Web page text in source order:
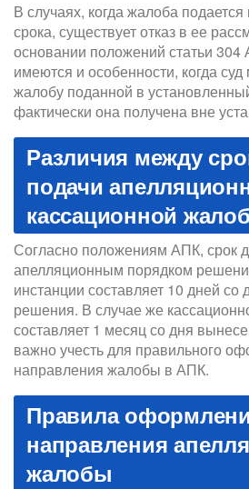
В случаях, когда жалоба
срока, существует отказ в ее
основании положений статьи
имеются и особенности, когда
жалобу поданной в
фактически она получена вне
Различия между
подачи
кассационной
Согласно положениям АПК, срок
апелляционным порядком
инстанции составляет 10 дней со
решения. В случае же
составляет 1 месяц со дня
важно учесть для правильного
направления жалобы в АПК.
Правила
направления
жалобы